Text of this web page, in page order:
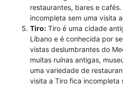
restaurantes, bares e
incompleta sem uma visita
Tiro: Tiro é uma cidade
Líbano e é conhecida por
vistas deslumbrantes do
muitas ruínas antigas,
uma variedade de
visita a Tiro fica incompleta